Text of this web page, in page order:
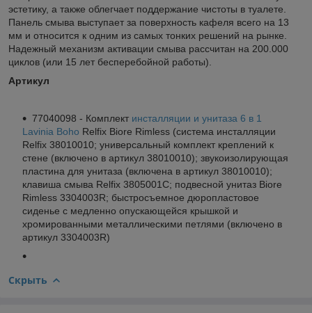
эстетику, а также облегчает поддержание чистоты в туалете.
Панель смыва выступает за поверхность кафеля всего на 13
мм и относится к одним из самых тонких решений на рынке.
Надежный механизм активации смыва рассчитан на 200.000
циклов (или 15 лет бесперебойной работы).
Артикул
77040098 - Комплект инсталляции и унитаза 6 в 1
Lavinia Boho Relfix Biore Rimless (система инсталляции
Relfix 38010010; универсальный комплект креплений к
стене (включено в артикул 38010010); звукоизолирующая
пластина для унитаза (включена в артикул 38010010);
клавиша смыва Relfix 3805001C; подвесной унитаз Biore
Rimless 3304003R; быстросъемное дюропластовое
сиденье с медленно опускающейся крышкой и
хромированными металлическими петлями (включено в
артикул 3304003R)
Скрыть